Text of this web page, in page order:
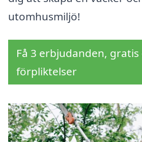
utomhusmiljö!
Få 3 erbjudanden,
förpliktelser